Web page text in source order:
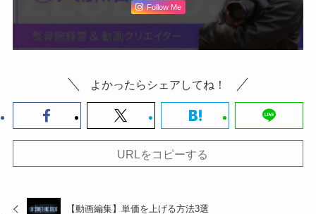
Follow Me
よかったらシェアしてね！
URLをコピーする
【動画編集】単価を上げる方法3選